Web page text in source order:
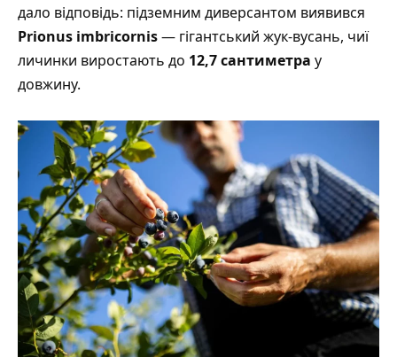
дало відповідь: підземним диверсантом виявився
Prionus imbricornis— гігантський жук-вусань, чиї
личинки виростають до 12,7 сантиметра у
довжину.